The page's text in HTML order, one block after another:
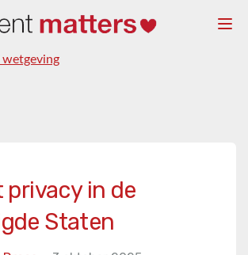
wetgeving
privacy in de
Staten